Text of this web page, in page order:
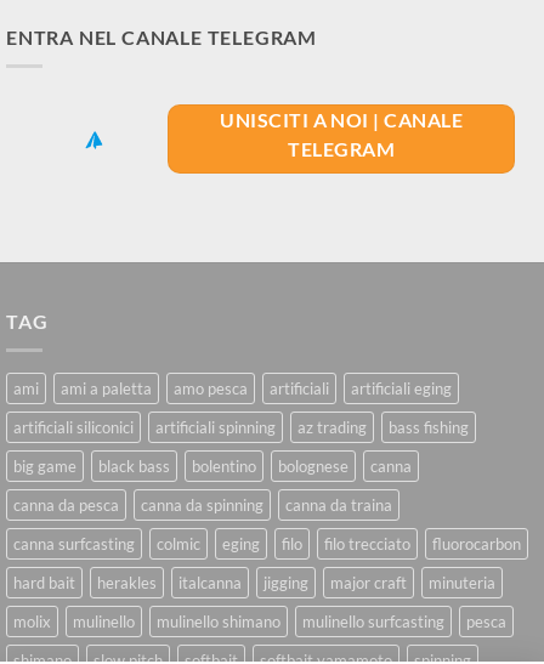
29,90€.25,00€.
ENTRA NEL CANALE TELEGRAM
UNISCITI A NOI | CANALE
TELEGRAM
TAG
ami ami a paletta amo pesca artificiali
artificiali eging
artificiali siliconici
artificiali spinning az trading
bass fishing
big game
black bass bolentino bolognese
canna
canna da pesca
canna da spinning
canna da traina
canna surfcasting
colmic eging filo filo trecciato
fluorocarbon
hard bait
herakles italcanna jigging major craft
minuteria
molix
mulinello mulinello shimano mulinello surfcasting
pesca